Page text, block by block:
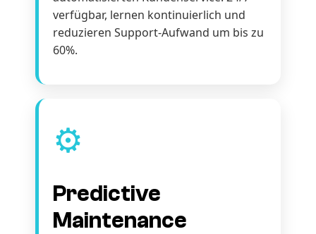
verfügbar, lernen kontinuierlich und
reduzieren Support-Aufwand um bis zu
60%.
⚙️
Predictive
Maintenance